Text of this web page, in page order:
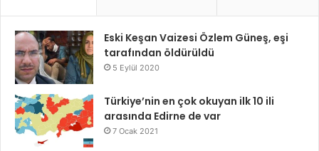
Eski Keşan Vaizesi Özlem Güneş, eşi
tarafından öldürüldü
5 Eylül 2020
Türkiye’nin en çok okuyan ilk 10 ili
arasında Edirne de var
7 Ocak 2021